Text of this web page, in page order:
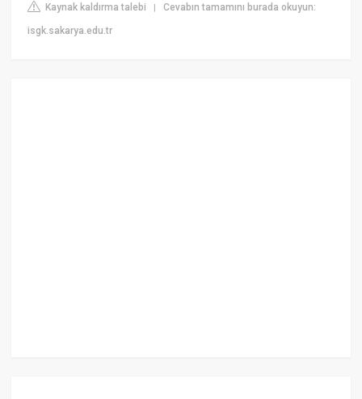
Kaynak kaldırma talebi |Cevabın tamamını burada okuyun:
isgk.sakarya.edu.tr